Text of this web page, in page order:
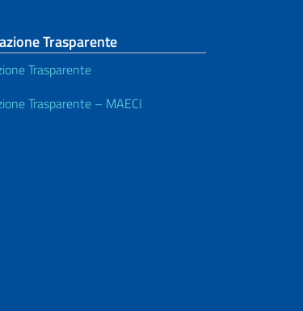
Trasparente
Trasparente
Trasparente – MAECI